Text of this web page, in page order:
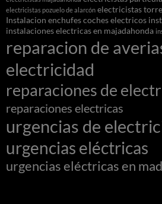
electricistas pozuelo de alarcón electricistas
Instalacion enchufes coches electricos
instalaciones electricas en majadahonda
reparacion de
electricidad
reparaciones de
reparaciones electricas
urgencias de
urgencias eléctricas
urgencias eléctricas en